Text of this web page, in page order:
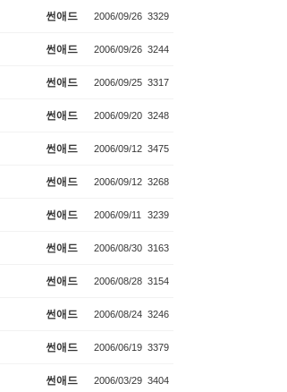
썬애드 2006/09/26 3329
썬애드 2006/09/26 3244
썬애드 2006/09/25 3317
썬애드 2006/09/20 3248
썬애드 2006/09/12 3475
썬애드 2006/09/12 3268
썬애드 2006/09/11 3239
썬애드 2006/08/30 3163
썬애드 2006/08/28 3154
썬애드 2006/08/24 3246
썬애드 2006/06/19 3379
썬애드 2006/03/29 3404